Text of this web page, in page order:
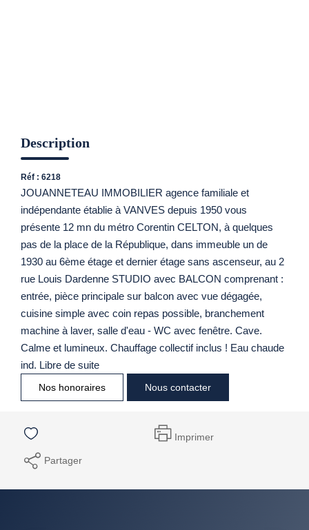
Description
Réf : 6218
JOUANNETEAU IMMOBILIER agence familiale et
indépendante établie à VANVES depuis 1950 vous
présente 12 mn du métro Corentin CELTON, à quelques
pas de la place de la République, dans immeuble un de
1930 au 6ème étage et dernier étage sans ascenseur, au 2
rue Louis Dardenne STUDIO avec BALCON comprenant :
entrée, pièce principale sur balcon avec vue dégagée,
cuisine simple avec coin repas possible, branchement
machine à laver, salle d'eau - WC avec fenêtre. Cave.
Calme et lumineux. Chauffage collectif inclus ! Eau chaude
ind. Libre de suite
Nos honoraires Nous contacter
Imprimer
Partager